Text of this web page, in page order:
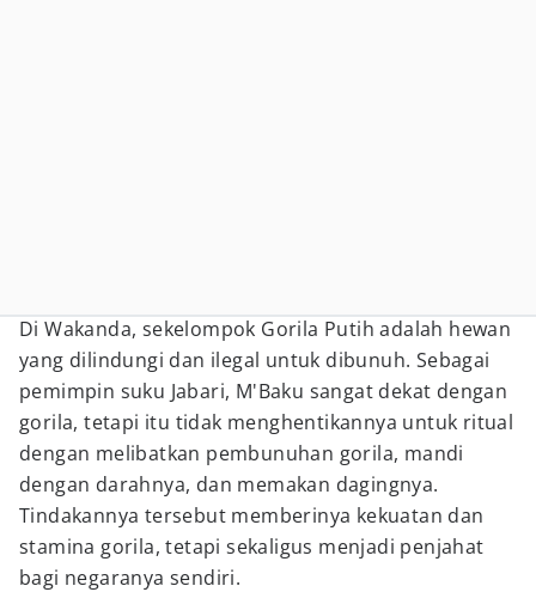
Di Wakanda, sekelompok Gorila Putih adalah hewan
yang dilindungi dan ilegal untuk dibunuh. Sebagai
pemimpin suku Jabari, M'Baku sangat dekat dengan
gorila, tetapi itu tidak menghentikannya untuk ritual
dengan melibatkan pembunuhan gorila, mandi
dengan darahnya, dan memakan dagingnya.
Tindakannya tersebut memberinya kekuatan dan
stamina gorila, tetapi sekaligus menjadi penjahat
bagi negaranya sendiri.